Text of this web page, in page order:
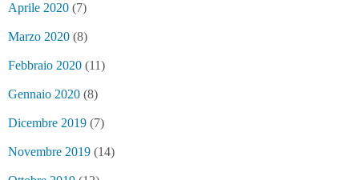
Aprile 2020 (7)
Marzo 2020 (8)
Febbraio 2020 (11)
Gennaio 2020 (8)
Dicembre 2019 (7)
Novembre 2019 (14)